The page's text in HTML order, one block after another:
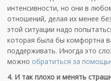
интенсивности, но они в
отношений, делая их менее
этой ситуации надо
которая была бы комфортна
поддерживать. Иногда это
можно обратиться за
4. И так плохо и менять